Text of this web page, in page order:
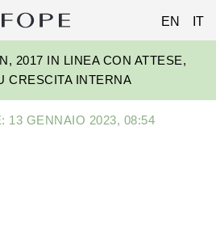
FOPE
GROUP
EN IT
2017 IN LINEA CON ATTESE,
CRESCITA INTERNA
13 GENNAIO 2023, 08:54